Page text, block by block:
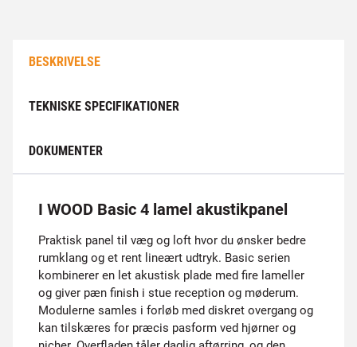
BESKRIVELSE
TEKNISKE SPECIFIKATIONER
DOKUMENTER
I WOOD Basic 4 lamel akustikpanel
Praktisk panel til væg og loft hvor du ønsker bedre
rumklang og et rent lineært udtryk. Basic serien
kombinerer en let akustisk plade med fire lameller
og giver pæn finish i stue reception og møderum.
Modulerne samles i forløb med diskret overgang og
kan tilskæres for præcis pasform ved hjørner og